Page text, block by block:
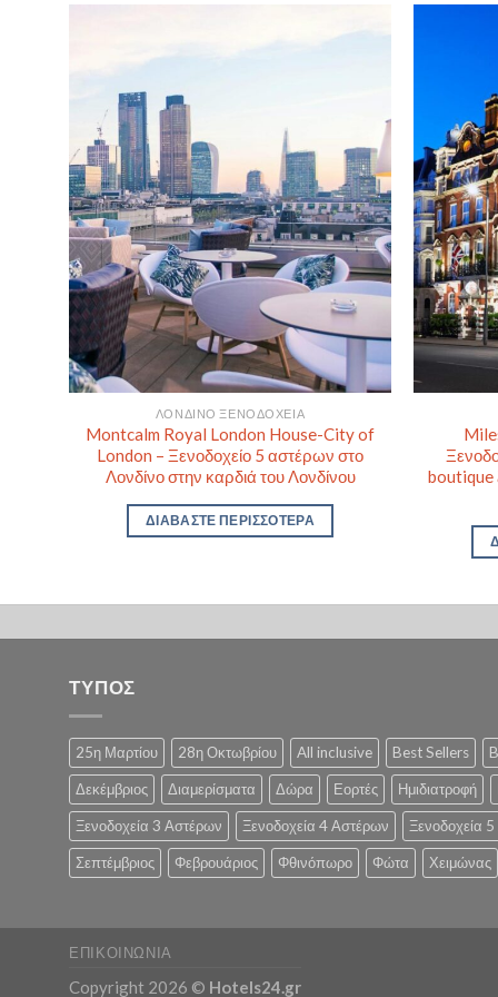
ΛΟΝΔΊΝΟ ΞΕΝΟΔΟΧΕΊΑ
Montcalm Royal London House-City of
London – Ξενοδοχείο 5 αστέρων στο
Λονδίνο στην καρδιά του Λονδίνου
ΔΙΑΒΆΣΤΕ ΠΕΡΙΣΣΌΤΕΡΑ
boutique
ΤΥΠΟΣ
25η Μαρτίου 28η Οκτωβρίου All inclusive Best Sellers
Δεκέμβριος Διαμερίσματα Δώρα Εορτές Ημιδιατροφή
Ξενοδοχεία 3 Αστέρων Ξενοδοχεία 4 Αστέρων Ξενοδοχεία
Σεπτέμβριος Φεβρουάριος Φθινόπωρο Φώτα Χειμώνας
ΕΠΙΚΟΙΝΩΝΊΑ
Copyright 2026 © Hotels24.gr